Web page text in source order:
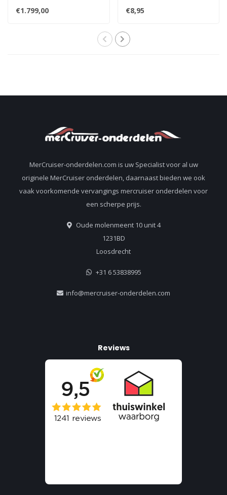
uitlaat spruitstuk set
voor 7.4 liter
€1.799,00
aftap plug 22-
806608A02 8M0119211
€8,95
MerCruiser-onderdelen.com is uw Specialist voor al uw
originele MerCruiser onderdelen, daarnaast bieden we ook
vaak voorkomende vervangings mercruiser onderdelen voor
een scherpe prijs.
Oude molenmeent 10 unit 4
1231BD
Loosdrecht
+31 6 53838995
info@mercruiser-onderdelen.com
Reviews